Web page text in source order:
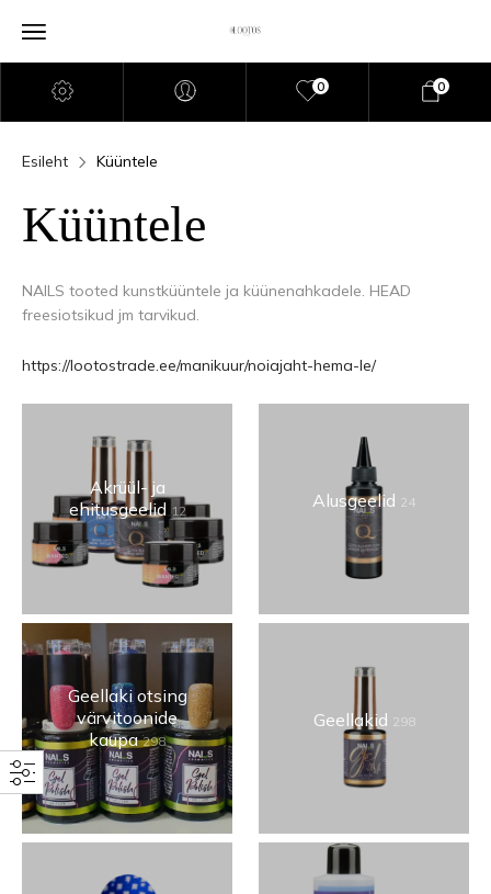
0 0
Esileht Küüntele
Küüntele
NAILS tooted kunstküüntele ja küünenahkadele. HEAD
freesiotsikud jm tarvikud.
https://lootostrade.ee/manikuur/noiajaht-hema-le/
Akrüül- ja
ehitusgeelid 12 Alusgeelid 24
Geellaki otsing
värvitoonide
kaupa298
Geellakid 298